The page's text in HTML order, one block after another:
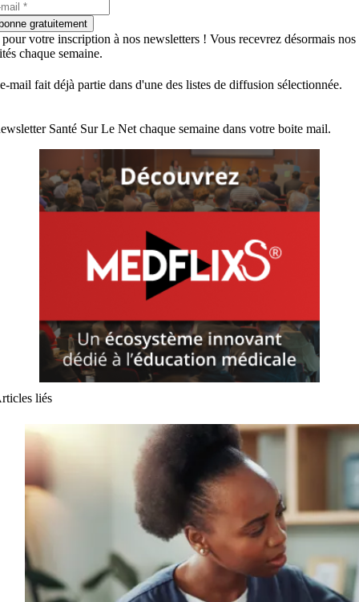
gratuitement
votre inscription à nos newsletters ! Vous recevrez désormais nos
chaque semaine.
mail fait déjà partie dans d'une des listes de diffusion sélectionnée.
Santé Sur Le Net chaque semaine dans votre boite mail.
liés